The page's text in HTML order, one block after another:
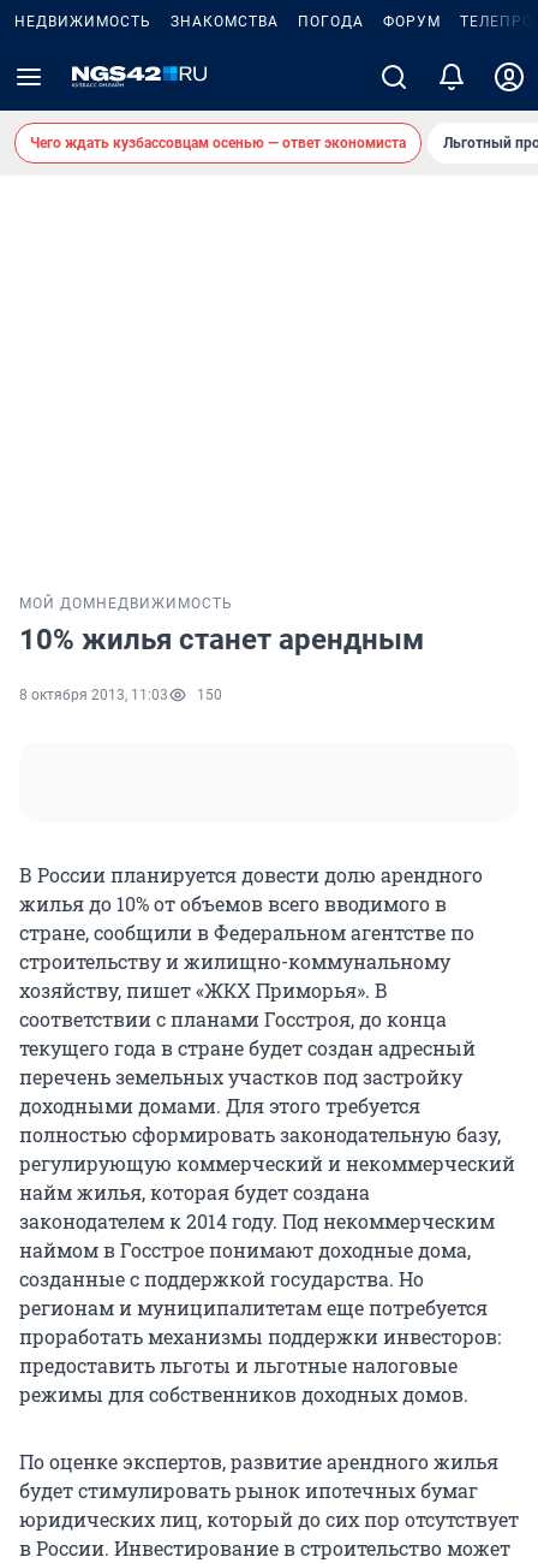
НЕДВИЖИМОСТЬ ЗНАКОМСТВА ПОГОДА ФОРУМ
Чего ждать кузбассовцам осенью — ответ экономиста Льготный
МОЙ ДОМ НЕДВИЖИМОСТЬ
10% жилья станет арендным
8 октября 2013, 11:03 150
В России планируется довести долю арендного
жилья до 10% от объемов всего вводимого в
стране, сообщили в Федеральном агентстве по
строительству и жилищно-коммунальному
хозяйству, пишет «ЖКХ Приморья». В
соответствии с планами Госстроя, до конца
текущего года в стране будет создан адресный
перечень земельных участков под застройку
доходными домами. Для этого требуется
полностью сформировать законодательную базу,
регулирующую коммерческий и некоммерческий
найм жилья, которая будет создана
законодателем к 2014 году. Под некоммерческим
наймом в Госстрое понимают доходные дома,
созданные с поддержкой государства. Но
регионам и муниципалитетам еще потребуется
проработать механизмы поддержки инвесторов:
предоставить льготы и льготные налоговые
режимы для собственников доходных домов.
По оценке экспертов, развитие арендного жилья
будет стимулировать рынок ипотечных бумаг
юридических лиц, который до сих пор отсутствует
в России. Инвестирование в строительство может